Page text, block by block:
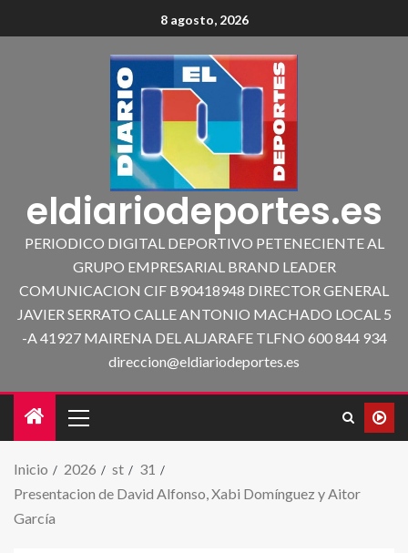
8 agosto, 2026
eldiariodeportes.es
PERIODICO DIGITAL DEPORTIVO PETENECIENTE AL
GRUPO EMPRESARIAL BRAND LEADER
COMUNICACION CIF B90418948 DIRECTOR GENERAL
JAVIER SERRATO CALLE ANTONIO MACHADO LOCAL 5
-A 41927 MAIRENA DEL ALJARAFE TLFNO 600 844 934
direccion@eldiariodeportes.es
Inicio 2026 st
31
Presentacion de David Alfonso, Xabi Domínguez y Aitor
García